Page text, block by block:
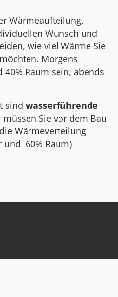
Wärme­auf­teilung,
Wunsch und
wie viel Wärme Sie
Morgens
Raum sein, abends
sind wasser­füh­rende
Sie vor dem Bau
Wärme­vertei­lung
und 60% Raum)